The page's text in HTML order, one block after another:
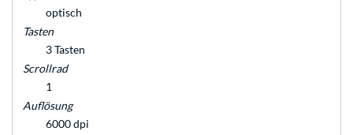
optisch
Tasten
3 Tasten
Scrollrad
1
Auflösung
6000 dpi